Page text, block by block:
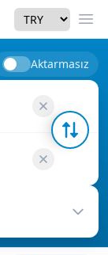
Currency
Aktarmasız